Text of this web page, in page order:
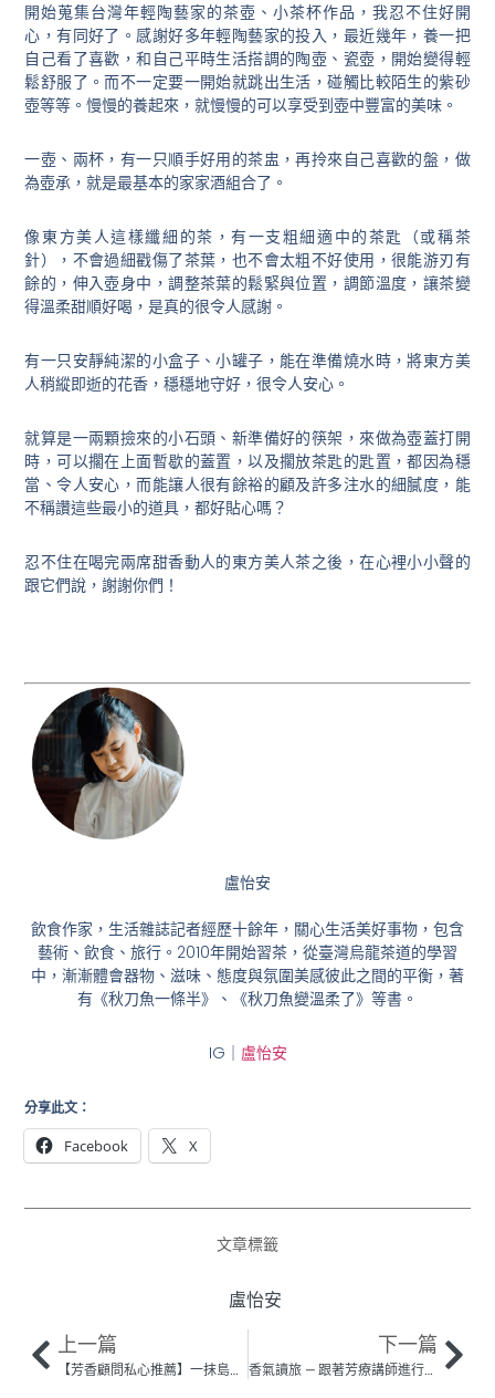
開始蒐集台灣年輕陶藝家的茶壺、小茶杯作品，我忍不住好開
心，有同好了。感謝好多年輕陶藝家的投入，最近幾年，養一把
自己看了喜歡，和自己平時生活搭調的陶壺、瓷壺，開始變得輕
鬆舒服了。而不一定要一開始就跳出生活，碰觸比較陌生的紫砂
壺等等。慢慢的養起來，就慢慢的可以享受到壺中豐富的美味。
一壺、兩杯，有一只順手好用的茶盅，再拎來自己喜歡的盤，做
為壺承，就是最基本的家家酒組合了。
像東方美人這樣纖細的茶，有一支粗細適中的茶匙（或稱茶
針），不會過細戳傷了茶葉，也不會太粗不好使用，很能游刃有
餘的，伸入壺身中，調整茶葉的鬆緊與位置，調節溫度，讓茶變
得溫柔甜順好喝，是真的很令人感謝。
有一只安靜純潔的小盒子、小罐子，能在準備燒水時，將東方美
人稍縱即逝的花香，穩穩地守好，很令人安心。
就算是一兩顆撿來的小石頭、新準備好的筷架，來做為壺蓋打開
時，可以擱在上面暫歇的蓋置，以及擱放茶匙的匙置，都因為穩
當、令人安心，而能讓人很有餘裕的顧及許多注水的細膩度，能
不稱讚這些最小的道具，都好貼心嗎？
忍不住在喝完兩席甜香動人的東方美人茶之後，在心裡小小聲的
跟它們說，謝謝你們！
盧怡安
飲食作家，生活雜誌記者經歷十餘年，關心生活美好事物，包含
藝術、飲食、旅行。 2010年開始習茶，從臺灣烏龍茶道的學習
中，漸漸體會器物、滋味、態度與氛圍美感彼此之間的平衡，著
有《秋刀魚一條半》、《秋刀魚變溫柔了》等書。
IG 盧怡安
分享此文：
Facebook X
文章標籤
盧怡安
上一篇
【芳香顧問私心推薦】一抹島嶼植物的勇健能量
下一篇
香氣讀旅 — 跟著芳療講師進行一趟充滿香氣的島之旅